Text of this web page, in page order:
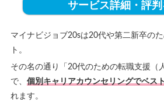
サービス詳細・評
マイナビジョブ20sは20代や第二新卒の
ト。
その名の通り「20代のための転職支援（
で、 個別キャリアカウンセリングでベス
れます。